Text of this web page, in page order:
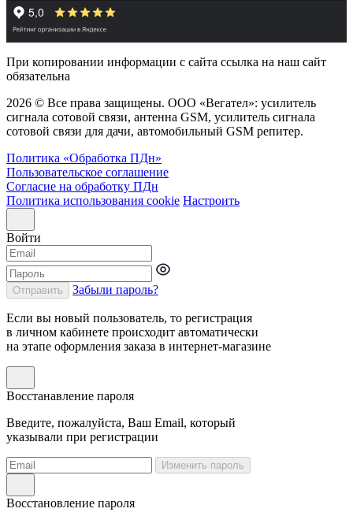
При копировании информации с сайта ссылка на наш сайт
обязательна
2026 © Все права защищены. ООО «Вегател»: усилитель
сигнала сотовой связи, антенна GSM, усилитель сигнала
сотовой связи для дачи, автомобильный GSM репитер.
Политика «Обработка ПДн»
Пользовательское соглашение
Согласие на обработку ПДн
Политика использования cookie Настроить
Войти
Отправить Забыли пароль?
Если вы новый пользователь, то регистрация
в личном кабинете происходит автоматически
на этапе оформления заказа в интернет-магазине
Восстанавление пароля
Введите, пожалуйста, Ваш Email, который
указывали при регистрации
Изменить пароль
Восстановление пароля